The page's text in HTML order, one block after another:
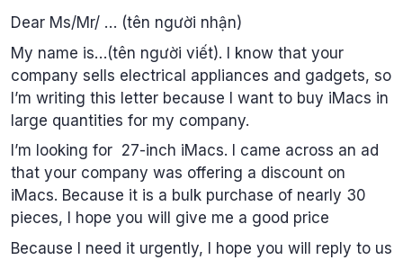
Dear Ms/Mr/ … (tên người nhận)
My name is…(tên người viết). I know that your
company sells electrical appliances and gadgets, so
I’m writing this letter because I want to buy iMacs in
large quantities for my company.
I’m looking for 27-inch iMacs. I came across an ad
that your company was offering a discount on
iMacs. Because it is a bulk purchase of nearly 30
pieces, I hope you will give me a good price
Because I need it urgently, I hope you will reply to us